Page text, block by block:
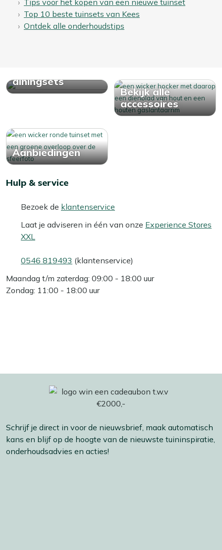
Top 10 beste tuinsets van Kees
Ontdek alle onderhoudstips
diningsets
Bekijk alle
accessoires
Aanbiedingen
Hulp & service
Bezoek de klantenservice
Laat je adviseren in één van onze Experience Stores
XXL
0546 819493 (klantenservice)
Maandag t/m zaterdag: 09:00 - 18:00 uur
Zondag: 11:00 - 18:00 uur
Schrijf je direct in voor de nieuwsbrief, maak automatisch
kans en blijf op de hoogte van de nieuwste tuininspiratie,
onderhoudsadvies en acties!